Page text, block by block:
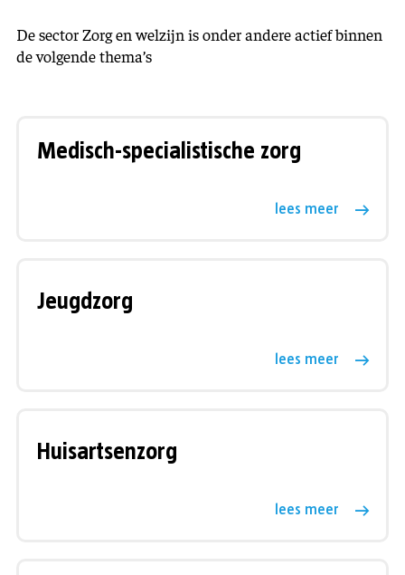
De sector Zorg en welzijn is onder andere actief binnen
de volgende thema’s
Medisch-specialistische zorg
lees meer
Jeugdzorg
lees meer
Huisartsenzorg
lees meer